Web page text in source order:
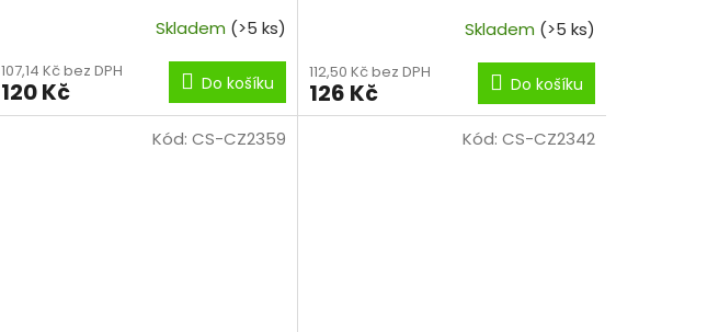
Skladem (>5 ks)
107,14 Kč bez DPH
120 Kč Do košíku
Skladem (>5 ks)
112,50 Kč bez DPH
126 Kč Do košíku
Kód: CS-CZ2359 Kód: CS-CZ2342